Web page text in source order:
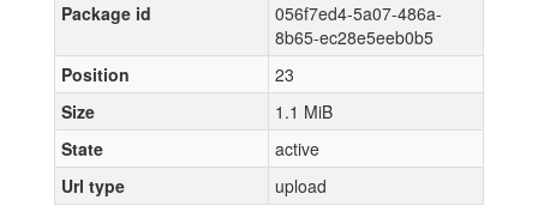
Package id
056f7ed4-5a07-486a-
8b65-ec28e5eeb0b5
Position
23
Size
1.1 MiB
State
active
Url type
upload